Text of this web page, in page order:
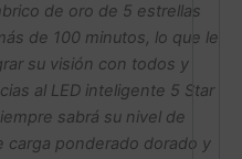
de oro de 5 estrellas
de 100 minutos, lo que le
su visión con todos y
al LED inteligente 5 Star
sabrá su nivel de
carga ponderado dorado y